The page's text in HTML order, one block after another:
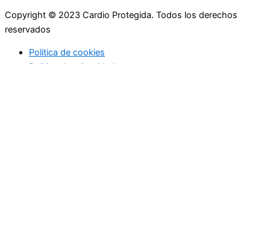
Copyright © 2023 Cardio Protegida. Todos los derechos
reservados
Politica de cookies
Politica de privacidad